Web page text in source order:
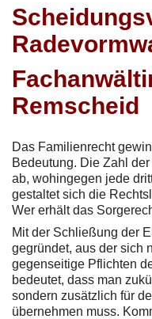
Remscheid
Das Familienrecht
Bedeutung. Die Zahl
ab, wohingegen jede
gestaltet sich die
Wer erhält das
Mit der Schließung der
gegründet, aus der sich
gegenseitige Pflichten
bedeutet, dass man
sondern zusätzlich für
übernehmen muss.